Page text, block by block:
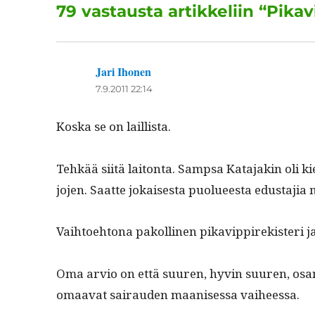
o
k
79 vastausta artikkeliin
Jari Ihonen
7.9.2011 22:14
Kos­ka se on laillista.
Tehkää siitä laiton­ta. Samp­sa Kata­jakin oli
jo­jen. Saat­te jokaises­ta puolueesta edus­ta­jia
Vai­h­toe­htona pakolli­nen pikavip­pirek­isteri
Oma arvio on että suuren, hyvin suuren,
omaa­vat sairau­den maanises­sa vaiheessa.